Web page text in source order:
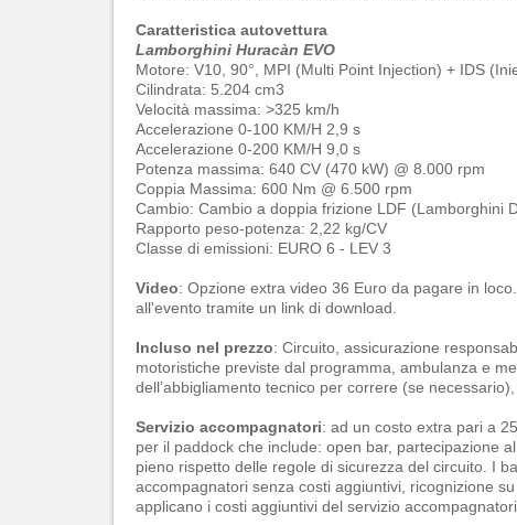
Caratteristica autovettura
Lamborghini Huracàn EVO
Motore: V10, 90°, MPI (Multi Point Injection) + IDS
Cilindrata: 5.204 cm3
Velocità massima: >325 km/h
Accelerazione 0-100 KM/H 2,9 s
Accelerazione 0-200 KM/H 9,0 s
Potenza massima: 640 CV (470 kW) @ 8.000 rpm
Coppia Massima: 600 Nm @ 6.500 rpm
Cambio: Cambio a doppia frizione LDF (Lamborghini
Rapporto peso-potenza: 2,22 kg/CV
Classe di emissioni: EURO 6 - LEV 3
Video: Opzione extra video 36 Euro da pagare in
all'evento tramite un link di download.
Incluso nel prezzo: Circuito, assicurazione
motoristiche previste dal programma, ambulanza e
dell’abbigliamento tecnico per correre (se
Servizio accompagnatori: ad un costo extra pari a
per il paddock che include: open bar, partecipazione
pieno rispetto delle regole di sicurezza del circuito. I
accompagnatori senza costi aggiuntivi, ricognizione
applicano i costi aggiuntivi del servizio